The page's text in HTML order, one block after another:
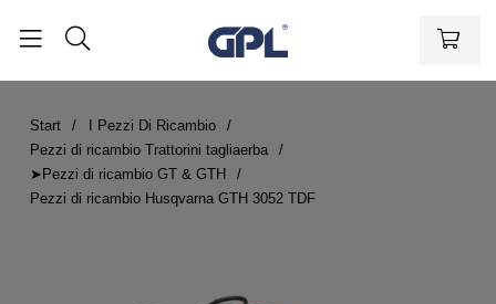
Start
I Pezzi Di Ricambio
Pezzi di ricambio Trattorini tagliaerba
➤Pezzi di ricambio GT & GTH
Pezzi di ricambio Husqvarna GTH 3052 TDF